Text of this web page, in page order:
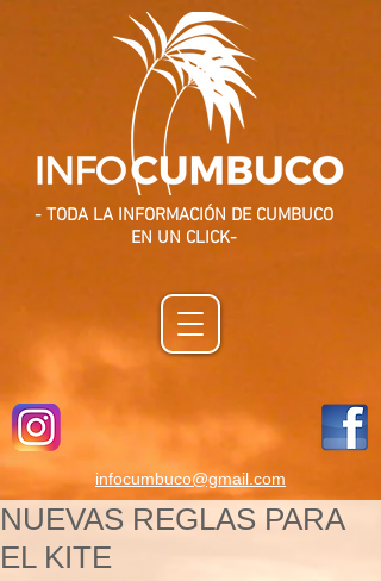
- TODA LA INFORMACIÓN DE CUMBUCO
EN UN CLICK-
infocumbuco@gmail.com
NUEVAS REGLAS PARA
EL KITE